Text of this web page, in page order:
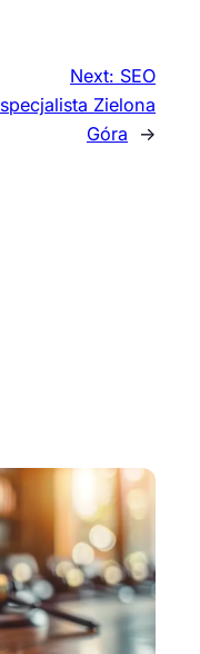
Next: SEO
specjalista Zielona
Góra
→